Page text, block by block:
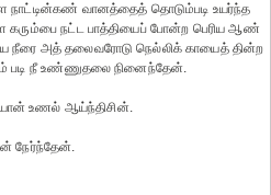
நாட்டின்கண் வானத்தைத் தொடும்படி உயர்ந்த
கரும்பை நட்ட பாத்தியைப் போன்ற பெரிய ஆண்
நீரை அத் தலைவரோடு நெல்லிக் காயைத் தின்ற
படி நீ உண்ணுதலை நினைந்தேன்.
உணல் ஆய்ந்திசின்.
நேர்ந்தேன்.